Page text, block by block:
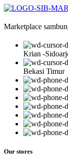
Marketplace
Krian -
Bekasi Timur
Our stores